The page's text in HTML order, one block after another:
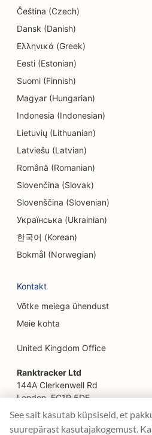
SEO elektrikele
SEO keemilise puhastuse jaoks
SEO elektroonikakauplustele
SEO inseneribüroodele
SEO endodontidele
SEO meelelahutuse ja vaba
SEO põgenemistubade jaoks
SEO
pakkuvatele restoranidele
SEO Facelift teenuste jaoks
SEO finantsplaneerijatele
SEO kiirtoidurestoranidele
SEO finantsteenuste jaoks
SEO Prantsuse
Čeština (Czech)
Dansk (Danish)
Ελληνικά (Greek)
Eesti (Estonian)
Suomi (Finnish)
Magyar (Hungarian)
Indonesia (Indonesian)
Lietuvių (Lithuanian)
Latviešu (Latvian)
Română (Romanian)
Slovenčina (Slovak)
Slovenščina (Slovenian)
Українська (Ukrainian)
한국어 (Korean)
Bokmål (Norwegian)
Kontakt
Võtke meiega ühendust
Meie kohta
United Kingdom Office
Ranktracker Ltd
144A Clerkenwell Rd
London, EC1R 5DF
Company No: 08820809
felix@ranktracker.com
See sait kasutab küpsiseid, et
suurepärast kasutajakogemust.